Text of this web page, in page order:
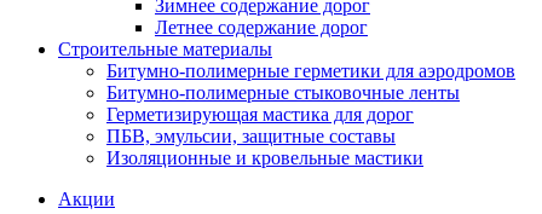
Зимнее содержание дорог
Летнее содержание дорог
Строительные материалы
Битумно-полимерные герметики для аэродромов
Битумно-полимерные стыковочные ленты
Герметизирующая мастика для дорог
ПБВ, эмульсии, защитные составы
Изоляционные и кровельные мастики
Акции